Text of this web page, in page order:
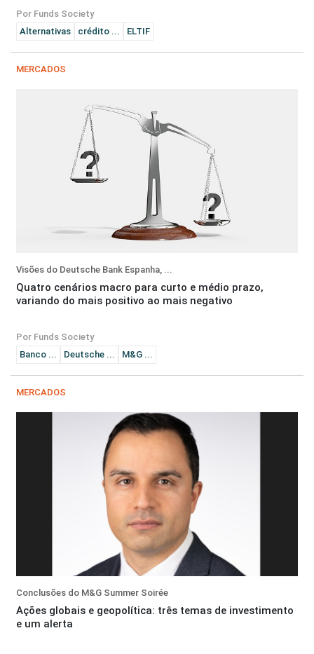
Por Funds Society
Alternativas
crédito ... ELTIF
MERCADOS
Visões do Deutsche Bank Espanha, ...
Quatro cenários macro para curto e médio prazo,
variando do mais positivo ao mais negativo
Por Funds Society
Banco ...
Deutsche ... M&G ...
MERCADOS
Conclusões do M&G Summer Soirée
Ações globais e geopolítica: três temas de investimento
e um alerta